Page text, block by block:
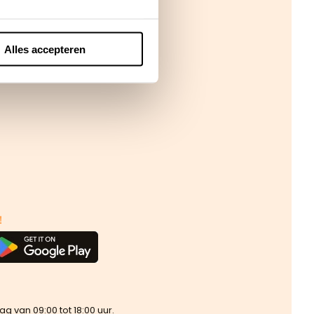
Alles accepteren
van 09:00 tot 18:00 uur.